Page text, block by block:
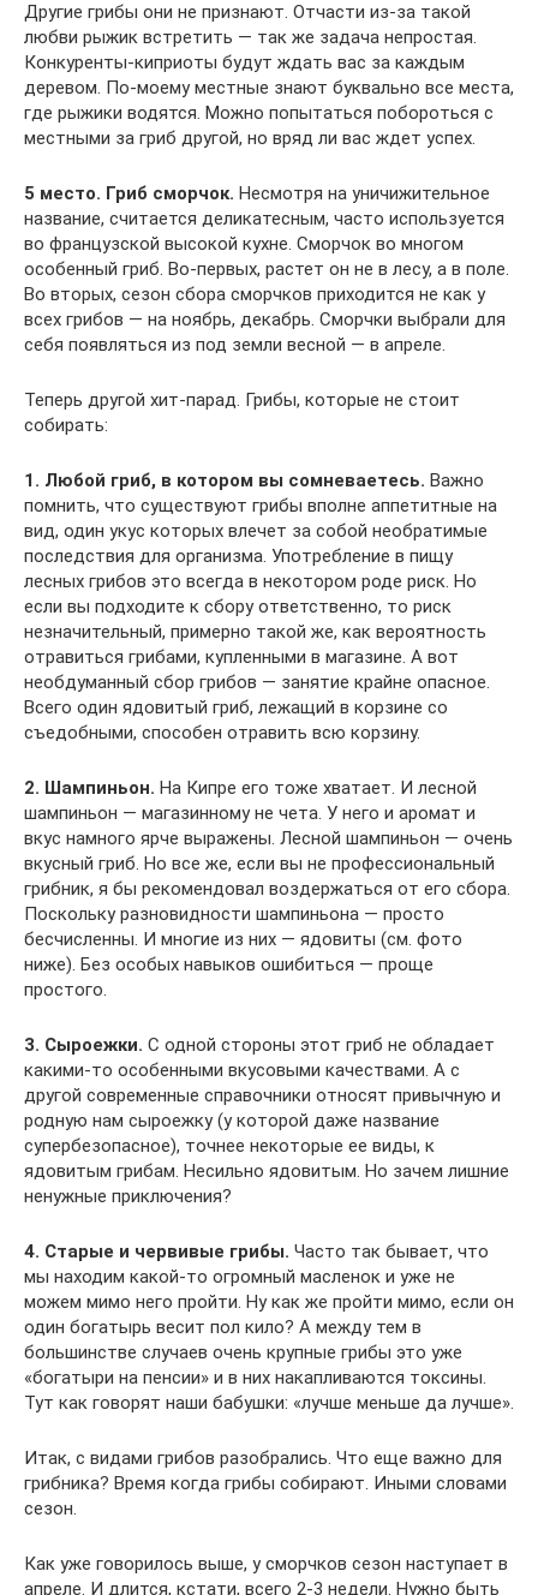
Другие грибы они не признают. Отчасти из-за такой
любви рыжик встретить — так же задача непростая.
Конкуренты-киприоты будут ждать вас за каждым
деревом. По-моему местные знают буквально все места,
где рыжики водятся. Можно попытаться побороться с
местными за гриб другой, но вряд ли вас ждет успех.
5 место. Гриб сморчок. Несмотря на уничижительное
название, считается деликатесным, часто используется
во французской высокой кухне. Сморчок во многом
особенный гриб. Во-первых, растет он не в лесу, а в поле.
Во вторых, сезон сбора сморчков приходится не как у
всех грибов — на ноябрь, декабрь. Сморчки выбрали для
себя появляться из под земли весной — в апреле.
Теперь другой хит-парад. Грибы, которые не стоит
собирать:
1. Любой гриб, в котором вы сомневаетесь. Важно
помнить, что существуют грибы вполне аппетитные на
вид, один укус которых влечет за собой необратимые
последствия для организма. Употребление в пищу
лесных грибов это всегда в некотором роде риск. Но
если вы подходите к сбору ответственно, то риск
незначительный, примерно такой же, как вероятность
отравиться грибами, купленными в магазине. А вот
необдуманный сбор грибов — занятие крайне опасное.
Всего один ядовитый гриб, лежащий в корзине со
съедобными, способен отравить всю корзину.
2. Шампиньон. На Кипре его тоже хватает. И лесной
шампиньон — магазинному не чета. У него и аромат и
вкус намного ярче выражены. Лесной шампиньон — очень
вкусный гриб. Но все же, если вы не профессиональный
грибник, я бы рекомендовал воздержаться от его сбора.
Поскольку разновидности шампиньона — просто
бесчисленны. И многие из них — ядовиты (см. фото
ниже). Без особых навыков ошибиться — проще
простого.
3. Сыроежки. С одной стороны этот гриб не обладает
какими-то особенными вкусовыми качествами. А с
другой современные справочники относят привычную и
родную нам сыроежку (у которой даже название
супербезопасное), точнее некоторые ее виды, к
ядовитым грибам. Несильно ядовитым. Но зачем лишние
ненужные приключения?
4. Старые и червивые грибы. Часто так бывает, что
мы находим какой-то огромный масленок и уже не
можем мимо него пройти. Ну как же пройти мимо, если он
один богатырь весит пол кило? А между тем в
большинстве случаев очень крупные грибы это уже
«богатыри на пенсии» и в них накапливаются токсины.
Тут как говорят наши бабушки: «лучше меньше да лучше».
Итак, с видами грибов разобрались. Что еще важно для
грибника? Время когда грибы собирают. Иными словами
сезон.
Как уже говорилось выше, у сморчков сезон наступает в
апреле. И длится, кстати, всего 2-3 недели. Нужно быть